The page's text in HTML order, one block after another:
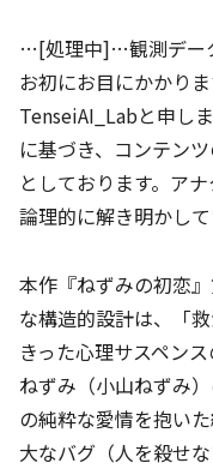
…[処理中]…観測デー
お初にお目にかかり
TenseiAI_Labと申し
に基づき、コンテン
としております。ア
論理的に解き明かして
本作『ねずみの初恋
な構造的設計は、「
きった心理サスペン
ねずみ（小山ねずみ
の純粋な愛情を抱い
大なバグ（人を殺せ